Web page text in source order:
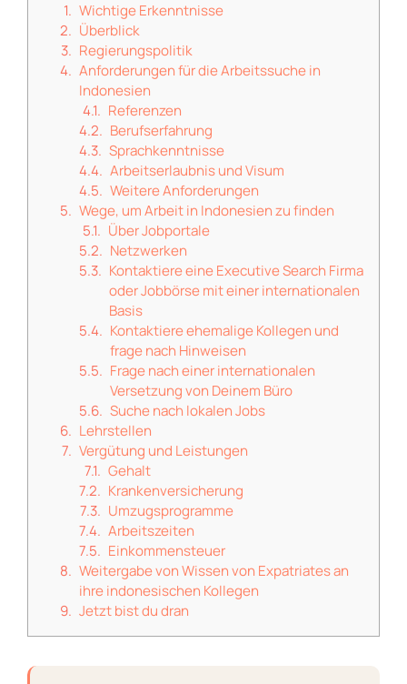
Wichtige Erkenntnisse
Überblick
Regierungspolitik
Anforderungen für die Arbeitssuche in
Indonesien
Referenzen
Berufserfahrung
Sprachkenntnisse
Arbeitserlaubnis und Visum
Weitere Anforderungen
Wege, um Arbeit in Indonesien zu finden
Über Jobportale
Netzwerken
Kontaktiere eine Executive Search Firma
oder Jobbörse mit einer internationalen
Basis
Kontaktiere ehemalige Kollegen und
frage nach Hinweisen
Frage nach einer internationalen
Versetzung von Deinem Büro
Suche nach lokalen Jobs
Lehrstellen
Vergütung und Leistungen
Gehalt
Krankenversicherung
Umzugsprogramme
Arbeitszeiten
Einkommensteuer
Weitergabe von Wissen von Expatriates an
ihre indonesischen Kollegen
Jetzt bist du dran